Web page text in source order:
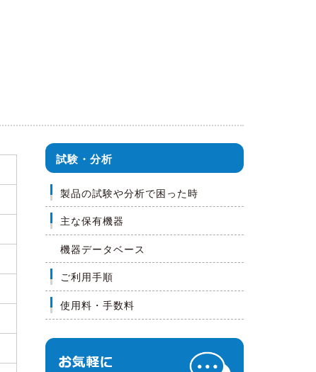
試験・分析
製品の試験や分析で困った時
主な保有機器
機器データベース
ご利用手順
使用料・手数料